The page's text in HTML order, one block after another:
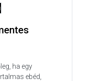
ha egy
ebéd,